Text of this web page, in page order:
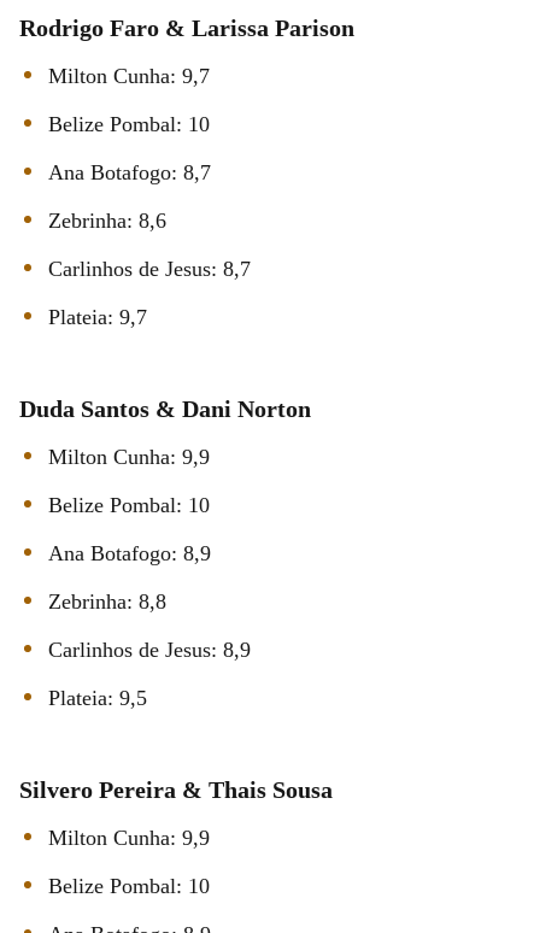
Rodrigo Faro & Larissa Parison
Milton Cunha: 9,7
Belize Pombal: 10
Ana Botafogo: 8,7
Zebrinha: 8,6
Carlinhos de Jesus: 8,7
Plateia: 9,7
Duda Santos & Dani Norton
Milton Cunha: 9,9
Belize Pombal: 10
Ana Botafogo: 8,9
Zebrinha: 8,8
Carlinhos de Jesus: 8,9
Plateia: 9,5
Silvero Pereira & Thais Sousa
Milton Cunha: 9,9
Belize Pombal: 10